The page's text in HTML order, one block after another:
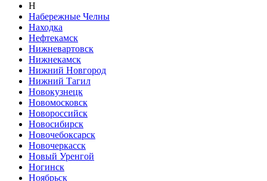
Н
Набережные Челны
Находка
Нефтекамск
Нижневартовск
Нижнекамск
Нижний Новгород
Нижний Тагил
Новокузнецк
Новомосковск
Новороссийск
Новосибирск
Новочебоксарск
Новочеркасск
Новый Уренгой
Ногинск
Ноябрьск